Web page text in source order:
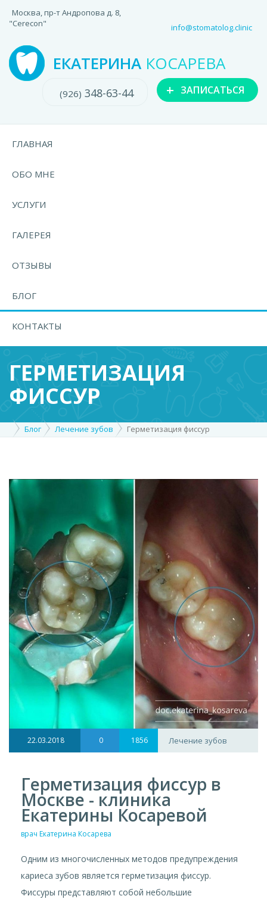
Москва, пр-т Андропова д. 8,
"Cerecon"
info@stomatolog.clinic
ЕКАТЕРИНА КОСАРЕВА
+ ЗАПИСАТЬСЯ
(926) 348-63-44
ГЛАВНАЯ
ОБО МНЕ
УСЛУГИ
ГАЛЕРЕЯ
ОТЗЫВЫ
БЛОГ
КОНТАКТЫ
ГЕРМЕТИЗАЦИЯ
ФИССУР
Блог Лечение зубов Герметизация фиссур
22.03.2018 0 1856 Лечение зубов
Герметизация фиссур в
Москве - клиника
Екатерины Косаревой
врач Екатерина Косарева
Одним из многочисленных методов предупреждения
кариеса зубов является герметизация фиссур.
Фиссуры представляют собой небольшие